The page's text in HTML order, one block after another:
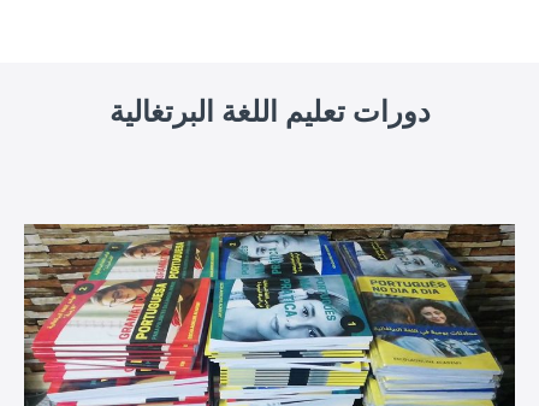
دورات تعليم اللغة البرتغالية